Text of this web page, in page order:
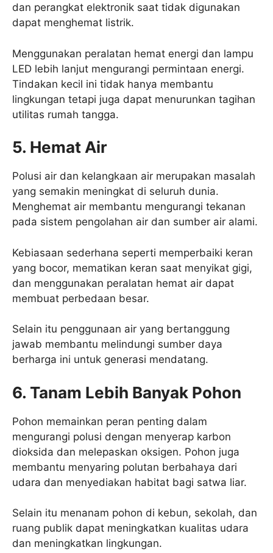
dan perangkat elektronik saat tidak digunakan
dapat menghemat listrik.
Menggunakan peralatan hemat energi dan lampu
LED lebih lanjut mengurangi permintaan energi.
Tindakan kecil ini tidak hanya membantu
lingkungan tetapi juga dapat menurunkan tagihan
utilitas rumah tangga.
5. Hemat Air
Polusi air dan kelangkaan air merupakan masalah
yang semakin meningkat di seluruh dunia.
Menghemat air membantu mengurangi tekanan
pada sistem pengolahan air dan sumber air alami.
Kebiasaan sederhana seperti memperbaiki keran
yang bocor, mematikan keran saat menyikat gigi,
dan menggunakan peralatan hemat air dapat
membuat perbedaan besar.
Selain itu penggunaan air yang bertanggung
jawab membantu melindungi sumber daya
berharga ini untuk generasi mendatang.
6. Tanam Lebih Banyak Pohon
Pohon memainkan peran penting dalam
mengurangi polusi dengan menyerap karbon
dioksida dan melepaskan oksigen. Pohon juga
membantu menyaring polutan berbahaya dari
udara dan menyediakan habitat bagi satwa liar.
Selain itu menanam pohon di kebun, sekolah, dan
ruang publik dapat meningkatkan kualitas udara
dan meningkatkan lingkungan.